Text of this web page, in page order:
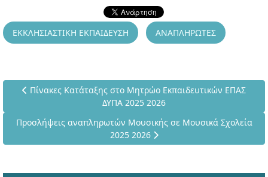
ΕΚΚΛΗΣΙΑΣΤΙΚΗ ΕΚΠΑΙΔΕΥΣΗ ΑΝΑΠΛΗΡΩΤΕΣ
Προηγούμενο άρθρο: Πίνακες Κατάταξης στο Μητρώο
Πίνακες Κατάταξης στο Μητρώο Εκπαιδευτικών ΕΠΑΣ
ΔΥΠΑ 2025 2026
Επόμενο άρθρο: Προσλήψεις αναπληρωτών Μουσικής σε
Προσλήψεις αναπληρωτών Μουσικής σε Μουσικά Σχολεία
2025 2026